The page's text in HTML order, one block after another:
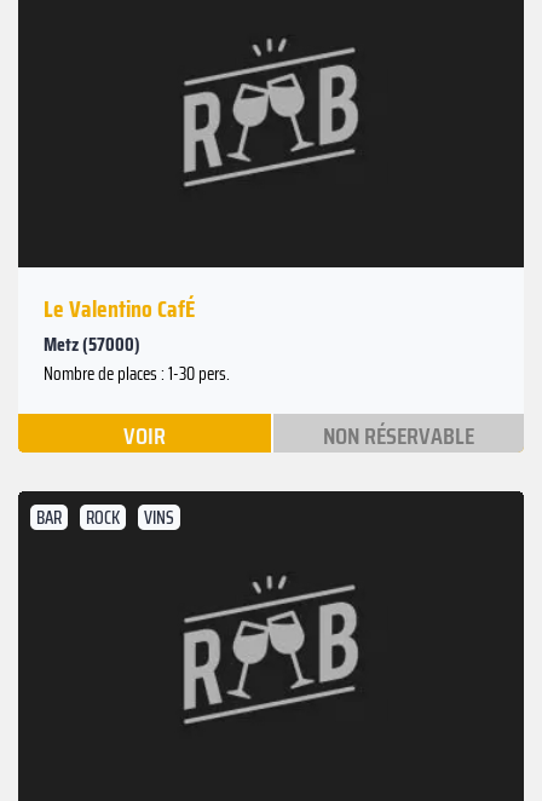
Le Valentino CafÉ
Metz (57000)
Nombre de places : 1-30 pers.
VOIR NON RÉSERVABLE
BAR ROCK VINS